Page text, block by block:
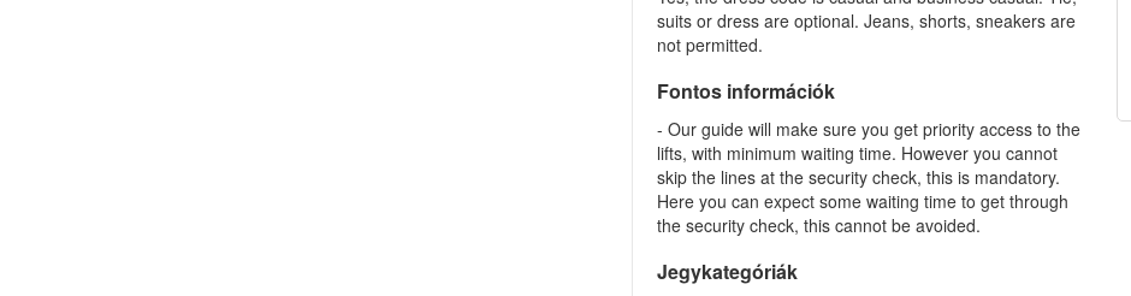
suits or dress are optional. Jeans, shorts, sneakers are
not permitted.
Fontos információk
- Our guide will make sure you get priority access to the
lifts, with minimum waiting time. However you cannot
skip the lines at the security check, this is mandatory.
Here you can expect some waiting time to get through
the security check, this cannot be avoided.
Jegykategóriák